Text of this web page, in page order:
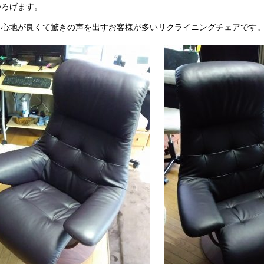
げます。
地が良くて驚きの声を出すお客様が多いリクライニングチェアです